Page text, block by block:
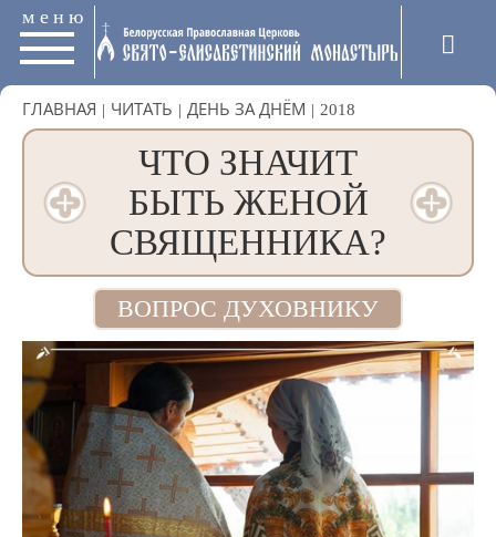
меню
ГЛАВНАЯ | ЧИТАТЬ | ДЕНЬ ЗА ДНЁМ | 2018
ЧТО ЗНАЧИТ
БЫТЬ ЖЕНОЙ
СВЯЩЕННИКА?
ВОПРОС ДУХОВНИКУ